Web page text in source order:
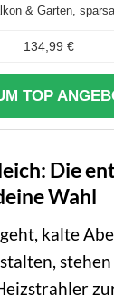
& Garten,
134,99 €
TOP
Die
Wahl
kalte
stehen